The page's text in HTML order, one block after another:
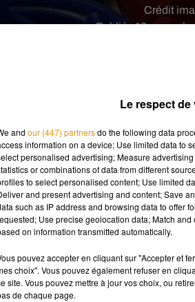
Publié : 12
Crédit
Takamaider poursuit son
de récolter des tonnes
dans le Maine-et-Loire.
qui montre comment un geste
de bouchons pour soutenir les
activement à l'initiative des
les écoles, commerces,
Le respect
and our (447) partnersdo the following data
information on a device; Use limited data to
personalised advertising; Measure
or combinations of data from different
to select personalised content; Use limited
and present advertising and content; Save
such as IP address and browsing data to offer
Use precise geolocation data; Match
on information transmitted automatically.
pouvez accepter en cliquant sur "Accepter et
choix". Vous pouvez également refuser en
site. Vous pouvez mettre à jour vos choix, ou
de chaque page.